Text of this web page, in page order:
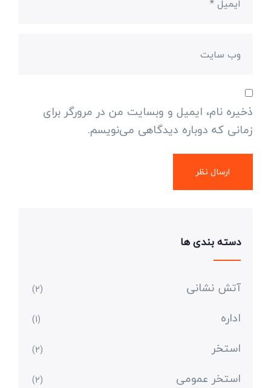
ذخیره نام، ایمیل و وبسایت من در مرورگر برای
زمانی که دوباره دیدگاهی می‌نویسم.
دسته بندی ها
آتش نشانی (2)
اداره (1)
استخر (2)
استخر عمومی (2)